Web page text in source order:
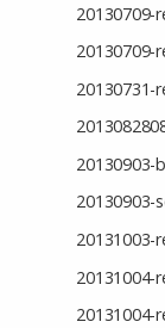
20130709-
20130709-
20130731-
20130903-
20130903-
20131003-
20131004-
20131004-